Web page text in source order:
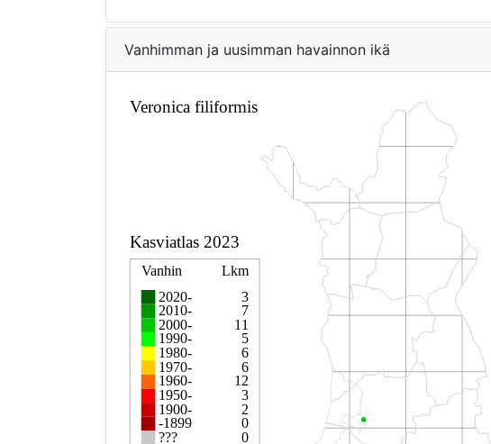
Vanhimman ja uusimman havainnon ikä